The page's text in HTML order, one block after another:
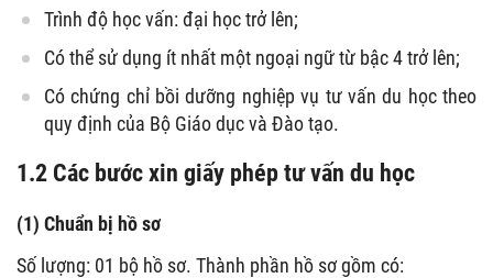
Trình độ học vấn: đại học trở lên;
Có thể sử dụng ít nhất một ngoại ngữ từ bậc 4 trở lên;
Có chứng chỉ bồi dưỡng nghiệp vụ tư vấn du học theo
quy định của Bộ Giáo dục và Đào tạo.
1.2 Các bước xin giấy phép tư vấn du học
(1) Chuẩn bị hồ sơ
Số lượng: 01 bộ hồ sơ. Thành phần hồ sơ gồm có: